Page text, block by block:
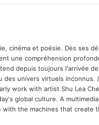
et poésie. Dès ses
une compréhension
depuis toujours l'arrivée
des univers virtuels
work with artist Shu Lea
global culture. A
the machines that create